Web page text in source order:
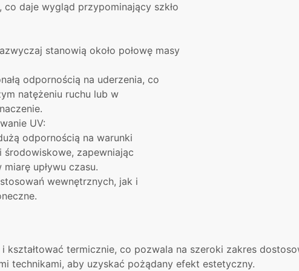
co daje wygląd przypominający szkło
stanowią około połowę masy
odpornością na uderzenia, co
natężeniu ruchu lub w
UV:
odpornością na warunki
zapewniając
upływu czasu.
wewnętrznych, jak i
kształtować termicznie, co pozwala na szeroki zakres
technikami, aby uzyskać pożądany efekt estetyczny.